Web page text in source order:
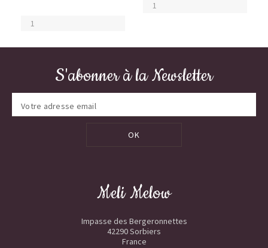
S'abonner à la Newsletter
OK
Meli Melow
Impasse des Bergeronnettes
42290 Sorbiers
France